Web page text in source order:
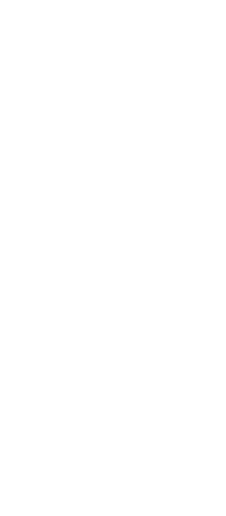
中国版权转让黄页|名录_中